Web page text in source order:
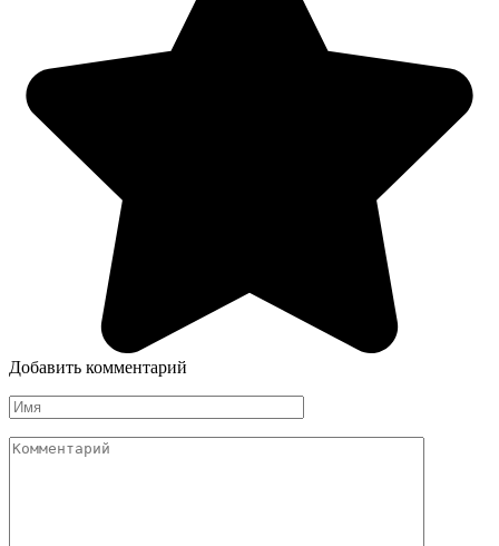
Добавить комментарий
Имя
Комментарий